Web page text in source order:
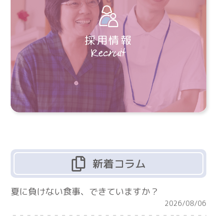
採用情報
新着コラム
夏に負けない食事、できていますか？
2026/08/06